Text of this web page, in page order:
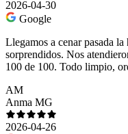
2026-04-30
Google
Llegamos a cenar pasada
sorprendidos. Nos
100 de 100. Todo limpio,
AM
Anma MG
2026-04-26